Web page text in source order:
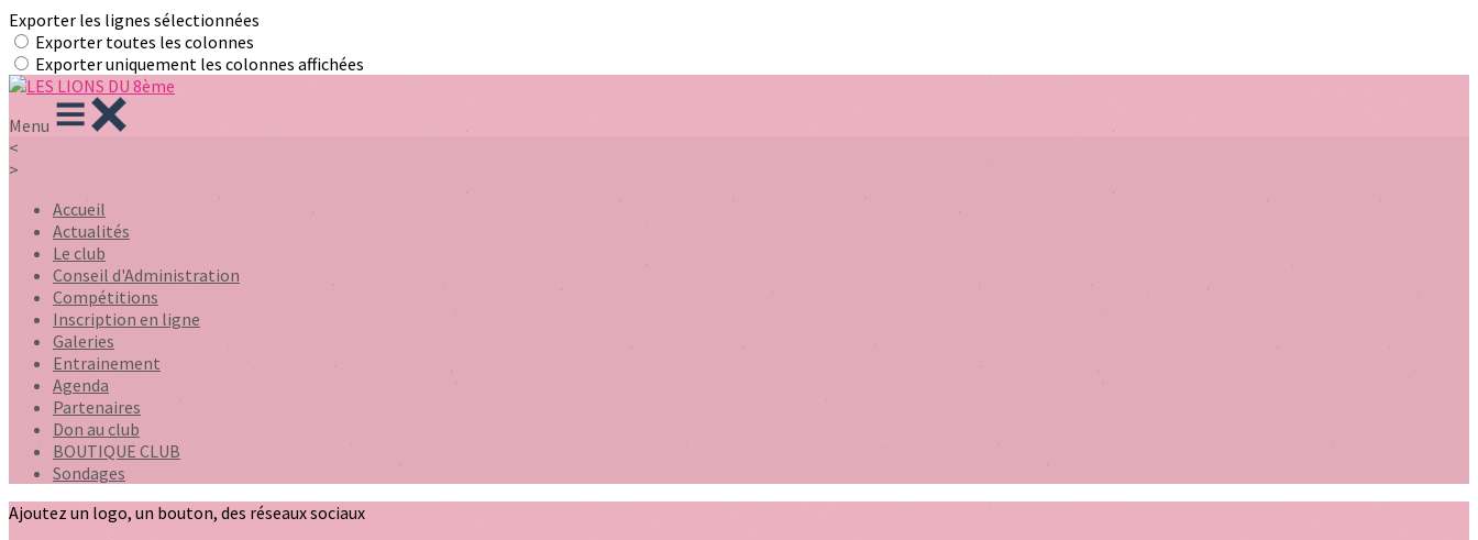
Exporter les lignes sélectionnées
Exporter toutes les colonnes
Exporter uniquement les colonnes affichées
Menu
<
>
Accueil
Actualités
Le club
Conseil d'Administration
Compétitions
Inscription en ligne
Galeries
Entrainement
Agenda
Partenaires
Don au club
BOUTIQUE CLUB
Sondages
Ajoutez un logo, un bouton, des réseaux sociaux